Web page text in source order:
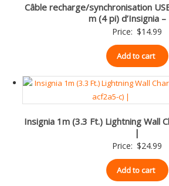
Câble recharge/synchronisation
m (4 pi) d’Insignia
Price: $14.99
Add to cart
Insignia 1m (3.3 Ft.) Lightning Wall
|
Price: $24.99
Add to cart